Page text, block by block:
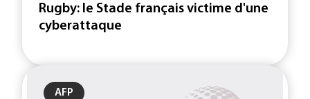
Rugby: le Stade français victime d'une
cyberattaque
AFP